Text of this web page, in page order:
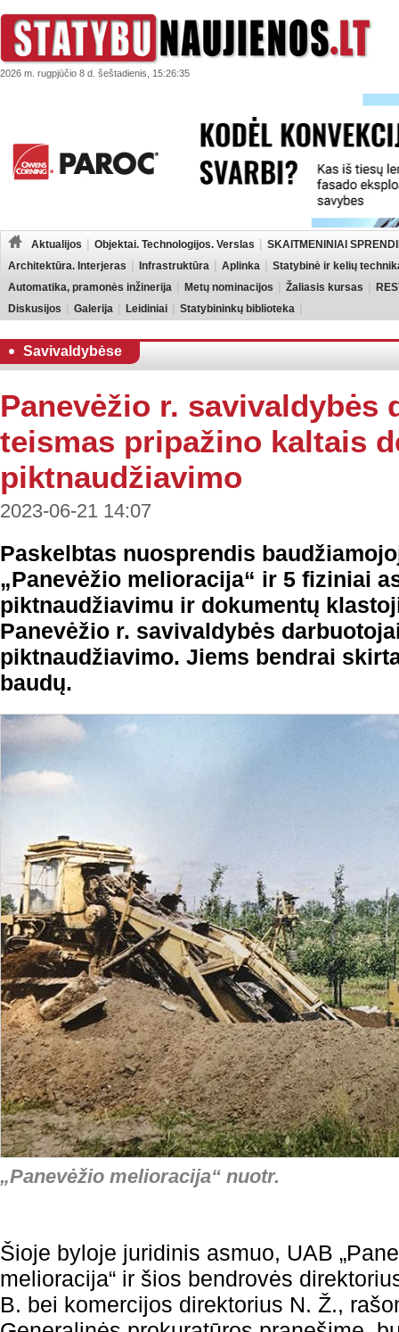
2026 m. rugpjūčio 8 d. šeštadienis, 15:26:35
Aktualijos Objektai. Technologijos. Verslas
SKAITMENINIAI
Architektūra. Interjeras
Infrastruktūra Aplinka
Statybinė ir kelių
Automatika, pramonės inžinerija
Metų nominacijos Žaliasis kursas
Diskusijos
Galerija Leidiniai Statybininkų biblioteka
Savivaldybėse
Panevėžio r. savivaldybės
teismas pripažino kaltais
piktnaudžiavimo
2023-06-21 14:07
Paskelbtas nuosprendis
„Panevėžio melioracija“ ir 5 fiziniai
piktnaudžiavimu ir dokumentų
Panevėžio r. savivaldybės
piktnaudžiavimo. Jiems bendrai
baudų.
„Panevėžio melioracija“ nuotr.
Šioje byloje juridinis asmuo, UAB
melioracija“ ir šios bendrovės
B. bei komercijos direktorius N. Ž.,